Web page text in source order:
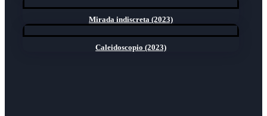
Mirada indiscreta (2023)
Caleidoscopio (2023)